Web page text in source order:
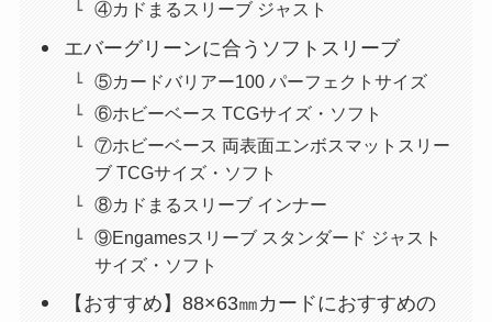
④カドまるスリーブ ジャスト
エバーグリーンに合うソフトスリーブ
⑤カードバリアー100 パーフェクトサイズ
⑥ホビーベース TCGサイズ・ソフト
⑦ホビーベース 両表面エンボスマットスリー
ブ TCGサイズ・ソフト
⑧カドまるスリーブ インナー
⑨Engamesスリーブ スタンダード ジャスト
サイズ・ソフト
【おすすめ】88×63㎜カードにおすすめの